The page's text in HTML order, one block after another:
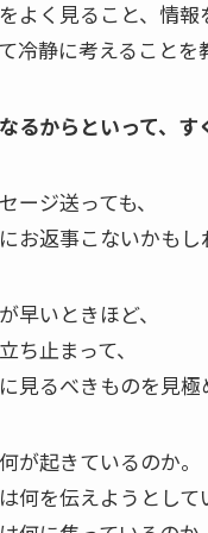
よく見ること、情報
冷静に考えること
るからといって、
ージ送っても、
お返事こないかもし
早いときほど、
ち止まって、
見るべきものを見
が起きているのか。
何を伝えようとして